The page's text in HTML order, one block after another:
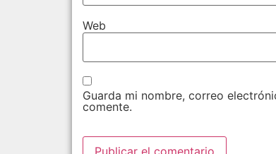
Web
Guarda mi nombre, correo
comente.